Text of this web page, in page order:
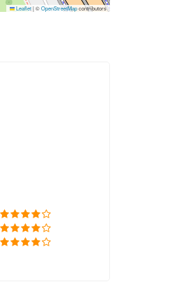
Leaflet|©OpenStreetMapcontributors